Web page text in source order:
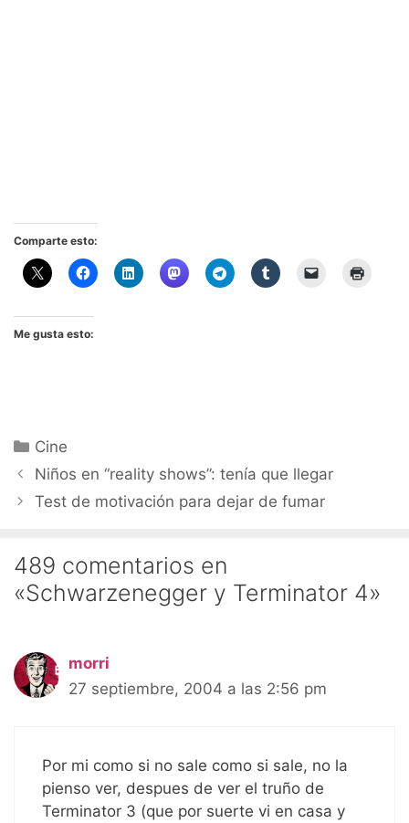
Comparte esto:
Me gusta esto:
Categorías
Cine
Niños en “reality shows”: tenía que llegar
Test de motivación para dejar de fumar
489 comentarios en
«Schwarzenegger y Terminator 4»
morri
27 septiembre, 2004 a las 2:56 pm
Por mi como si no sale como si sale, no la
pienso ver, despues de ver el truño de
Terminator 3 (que por suerte vi en casa y